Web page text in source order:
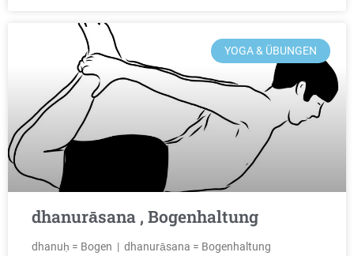
YOGA & ÜBUNGEN
dhanurāsana , Bogenhaltung
dhanuḥ = Bogen | dhanurāsana = Bogenhaltung